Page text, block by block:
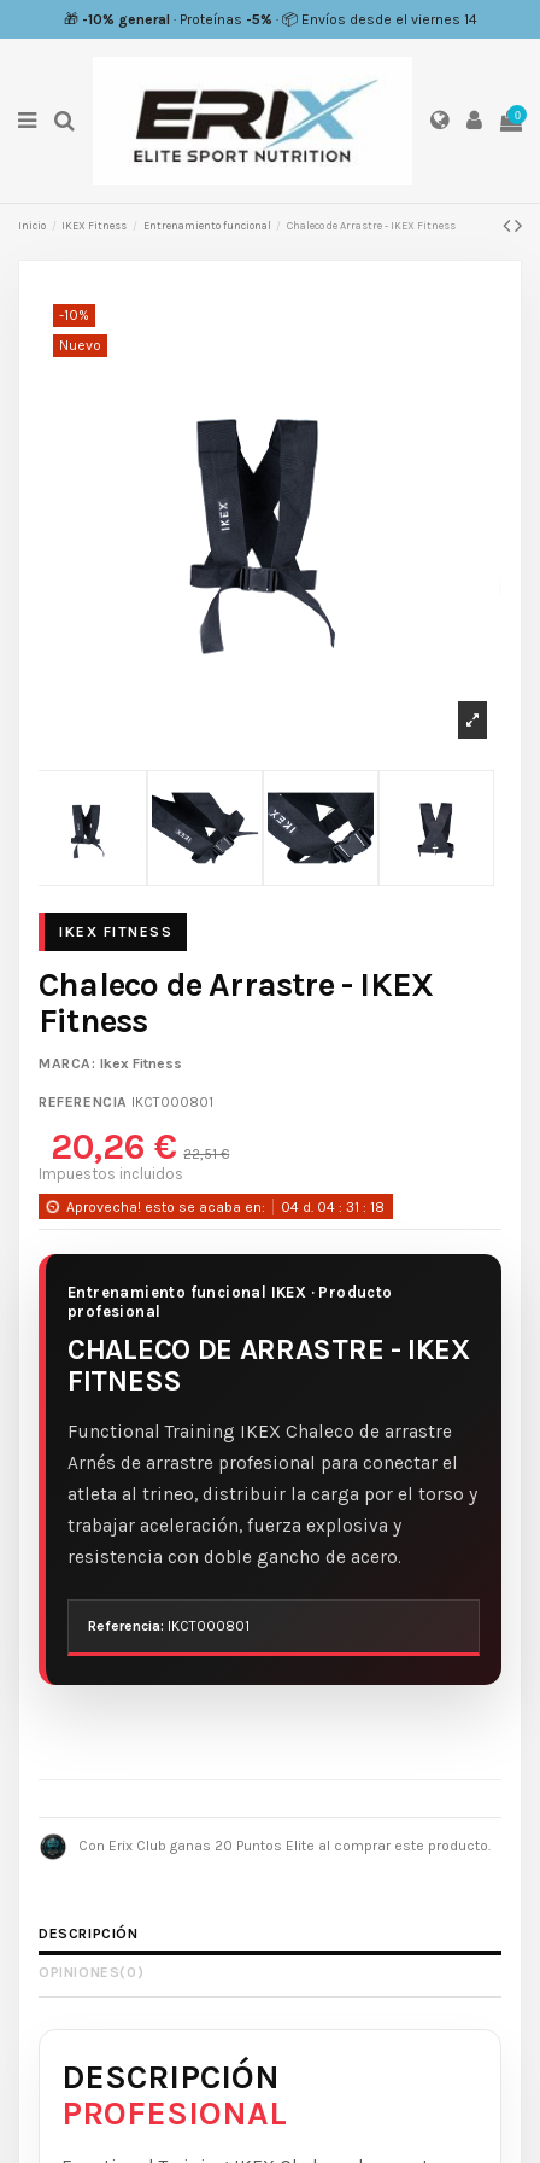
🎁 -10% general · Proteínas -5% · 📦 Envíos desde el viernes 14
0
Inicio IKEX Fitness Entrenamiento funcional Chaleco de Arrastre - IKEX Fitness
-10%
Nuevo
Chaleco de Arrastre - IKEX
Fitness
MARCA: Ikex Fitness
REFERENCIA IKCT000801
20,26 € 22,51 €
Impuestos incluidos
Aprovecha! esto se acaba en: 04 d. 04 :31 :18
Entrenamiento funcional IKEX · Producto
profesional
CHALECO DE ARRASTRE - IKEX
FITNESS
Functional Training IKEX Chaleco de arrastre
Arnés de arrastre profesional para conectar el
atleta al trineo, distribuir la carga por el torso y
trabajar aceleración, fuerza explosiva y
resistencia con doble gancho de acero.
Referencia: IKCT000801
Con Erix Club ganas 20 Puntos Elite al comprar este producto.
DESCRIPCIÓN
OPINIONES(0)
DESCRIPCIÓN
PROFESIONAL